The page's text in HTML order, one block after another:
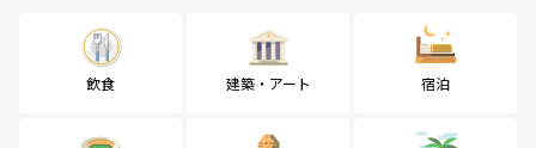
飲食 建築・アート 宿泊